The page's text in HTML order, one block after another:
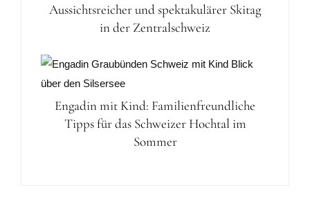
Aussichtsreicher und spektakulärer Skitag
in der Zentralschweiz
Engadin mit Kind: Familienfreundliche
Tipps für das Schweizer Hochtal im
Sommer